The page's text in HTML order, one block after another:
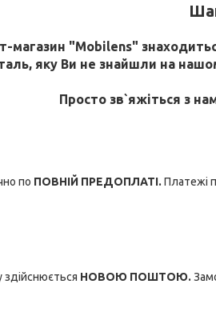
"Mobilens"
яку Ви не знайшли на
Просто зв`яжіться з
по ПОВНІЙ ПРЕДОПЛАТІ. Платежі
здійснюється НОВОЮ ПОШТОЮ.